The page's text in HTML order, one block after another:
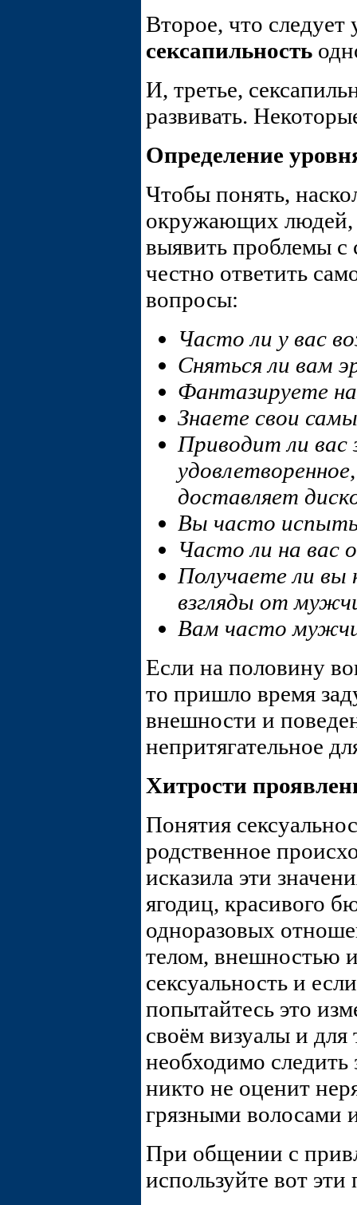
Второе, что следует
сексапильность
И, третье,
развивать.
Определение
Чтобы понять,
окружающих людей,
выявить проблемы с
честно ответить
вопросы:
Часто ли у вас
Сняться ли вам
Фантазируете
Знаете свои
Приводит ли вас
доставляет
Вы часто
Часто ли на вас
Получаете ли
взгляды от
Вам часто
Если на половину
то пришло время
внешности и
непритягательное
Хитрости
Понятия
родственное
исказила эти
ягодиц, красивого
одноразовых
телом, внешностью
сексуальность и
попытайтесь это
своём визуалы и
необходимо
никто не оценит
грязными волосами
При общении с
используйте вот